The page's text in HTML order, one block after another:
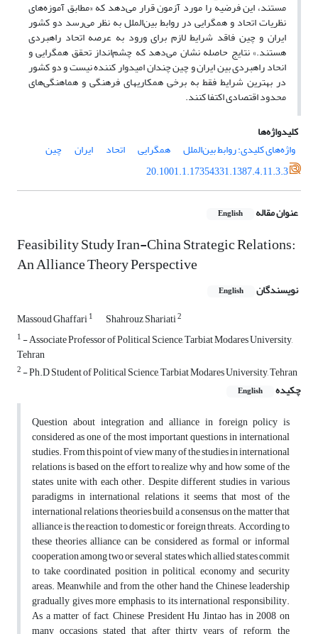
مستند، این فرضیه را مورد آزمون قرار می‌دهد که «مطابق آموزه‌های
نظریات اتحاد و همگرایی در روابط بین‌الملل به نظر می‌رسد دو کشور
ایران و چین فاقد شرایط لازم برای ورود به عرصه اتحاد راهبردی
هستند.» نتایج حاصله نشان می‌دهد که چشم‌انداز تحقق همگرایی و
انحاد راهبردی بین ایران و چین چندان امیدوار کننده نیست و دو کشور
در بهترین شرایط فقط به برخی همکاریهای فرهنگی و هماهنگی‌های
محدود اقتصادی اکتفا کنند.
کلیدواژه‌ها
واژه‌های کلیدی: روابط بین‌الملل
همگرایی اتحاد ایران
چین
20.1001.1.17354331.1387.4.11.3.3
عنوان مقاله English
Feasibility Study Iran-China Strategic Relations:
An Alliance Theory Perspective
نویسندگان English
Massoud Ghaffari1 Shahrouz Shariati2
1 - Associate Professor of Political Science, Tarbiat Modares University,
Tehran
2 - Ph.D Student of Political Science, Tarbiat Modares University, Tehran
چکیده
English
Question about integration and alliance in foreign policy is
considered as one of the most important questions in international
studies. From this point of view many of the studies in international
relations is based on the effort to realize why and how some of the
states unite with each other. Despite different studies in various
paradigms in international relations, it seems that most of the
international relations theories build a consensus on the matter that
alliance is the reaction to domestic or foreign threats. According to
these theories alliance can be considered as formal or informal
cooperation among two or several states which allied states commit
to take coordinated position in political, economy and security
areas. Meanwhile and from the other hand the Chinese leadership
gradually gives more emphasis to its international responsibility.
As a matter of fact, Chinese President Hu Jintao has in 2008 on